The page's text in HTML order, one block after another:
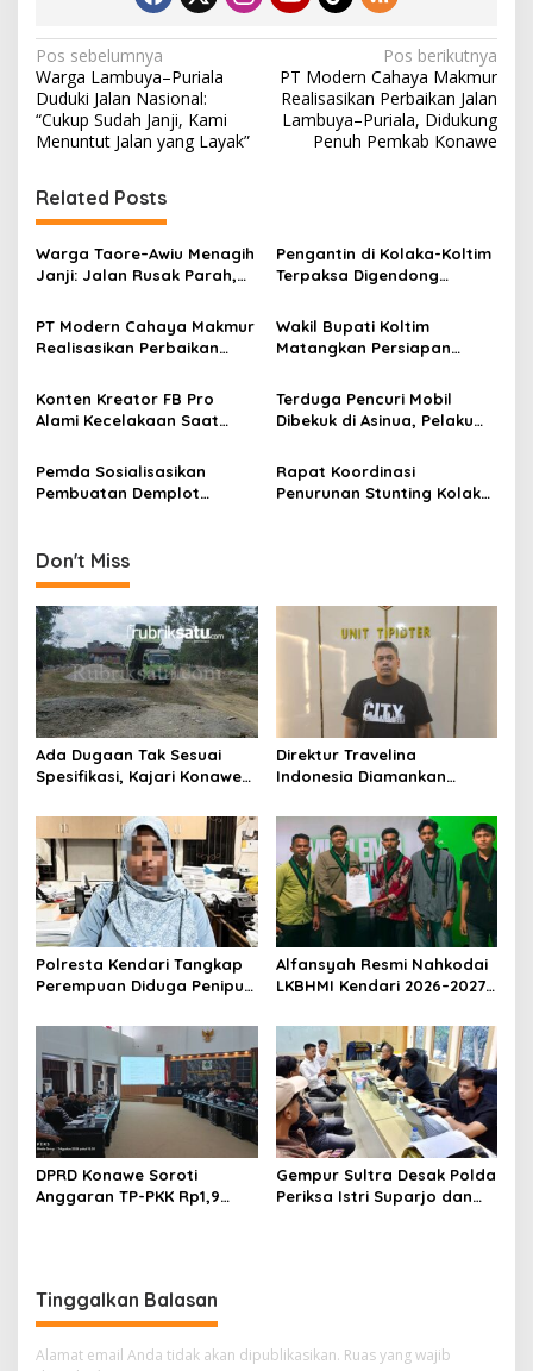
N
a
v
g
a
s
p
o
s
Pos sebelumnya
Warga Lambuya–Puriala
Duduki Jalan Nasional:
“Cukup Sudah Janji, Kami
Menuntut Jalan yang Layak”
Pos berikutnya
PT Modern Cahaya Makmur
Realisasikan Perbaikan Jalan
Lambuya–Puriala, Didukung
Penuh Pemkab Konawe
Related Posts
Warga Taore–Awiu Menagih
Janji: Jalan Rusak Parah,
Pengantin di Kolaka-Koltim
Terpaksa Digendong
Jembatan Rusak
PT Modern Cahaya Makmur
Realisasikan Perbaikan
Didukung Penuh Pemkab
Konawe
Wakil Bupati Koltim
Matangkan Persiapan
untuk Pembangunan Brigif
di Ueesi
Konten Kreator FB Pro
Alami Kecelakaan Saat
di Tikungan Santigi
Terduga Pencuri Mobil
Dibekuk di Asinua, Pelaku
Pemda Sosialisasikan
Pembuatan Demplot
Tongauna
Rapat Koordinasi
Penurunan Stunting Kolaka
Don't Miss
Ada Dugaan Tak Sesuai
Spesifikasi, Kajari Konawe
Rupbasan Rp1,9 Miliar
Dihentikan
Direktur Travelina
Indonesia Diamankan
Penelantaran Jemaah
Umrah Masuk Babak Baru
Polresta Kendari Tangkap
Perempuan Diduga Penipu
Rp588,1 Juta
Alfansyah Resmi Nahkodai
LKBHMI Kendari 2026–2027,
Hukum
DPRD Konawe Soroti
Anggaran TP-PKK Rp1,9
Gempur Sultra Desak Polda
Periksa Istri Suparjo dan
Tinggalkan Balasan
Alamat email Anda tidak akan dipublikasikan. Ruas yang wajib